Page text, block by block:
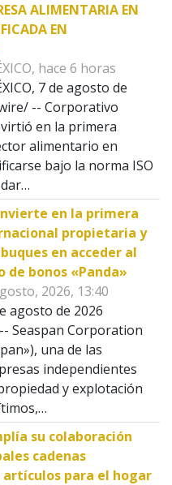
ALIMENTARIA EN
EN
hace 6 horas
7 de agosto de
-- Corporativo
en la primera
alimentario en
bajo la norma ISO
en la primera
propietaria y
en acceder al
de bonos «Panda»
2026, 13:40
agosto de 2026
Seaspan Corporation
una de las
independientes
y explotación
su colaboración
cadenas
para el hogar